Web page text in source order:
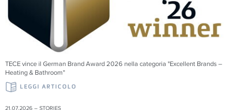
TECE vince il German Brand Award 2026 nella categoria "Excellent Brands –
Heating & Bathroom"
LEGGI ARTICOLO
21.07.2026 – STORIES